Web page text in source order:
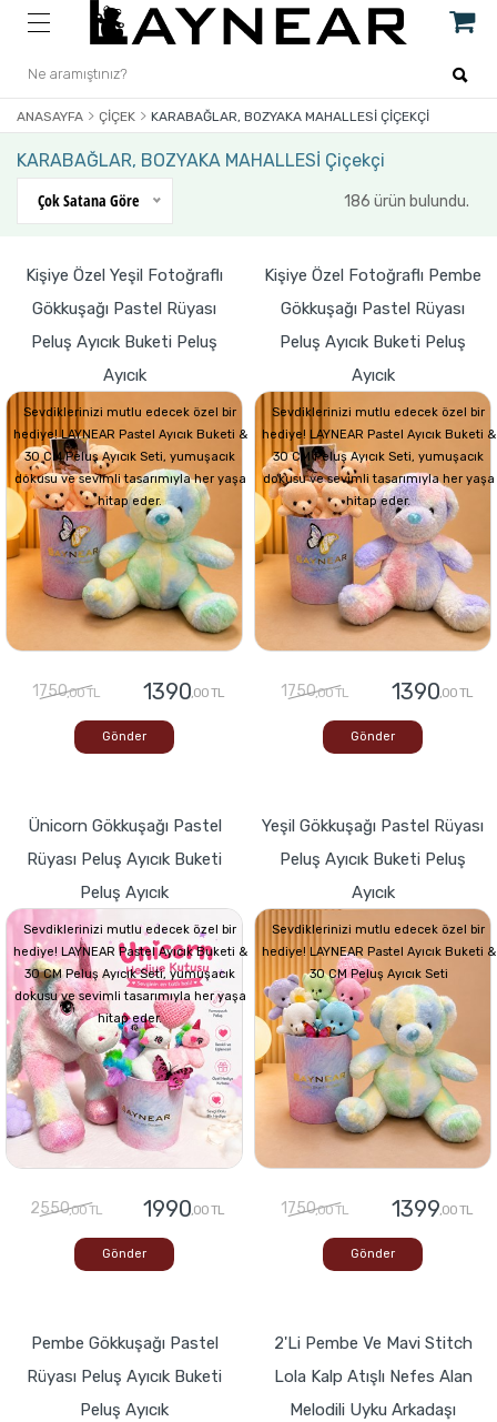
ANASAYFA ÇIÇEK KARABAĞLAR, BOZYAKA MAHALLESİ ÇIÇEKÇI
KARABAĞLAR, BOZYAKA MAHALLESİ Çiçekçi
Çok Satana Göre
186 ürün bulundu.
Kişiye Özel Yeşil Fotoğraflı
Gökkuşağı Pastel Rüyası
Peluş Ayıcık Buketi Peluş
Ayıcık
Sevdiklerinizi mutlu edecek özel bir
hediye! LAYNEAR Pastel Ayıcık Buketi &
30 CM Peluş Ayıcık Seti, yumuşacık
dokusu ve sevimli tasarımıyla her yaşa
hitap eder.
1750,00 TL 1390,00 TL
Gönder
Kişiye Özel Fotoğraflı Pembe
Gökkuşağı Pastel Rüyası
Peluş Ayıcık Buketi Peluş
Ayıcık
Sevdiklerinizi mutlu edecek özel bir
hediye! LAYNEAR Pastel Ayıcık Buketi &
30 CM Peluş Ayıcık Seti, yumuşacık
dokusu ve sevimli tasarımıyla her yaşa
hitap eder.
1750,00 TL 1390,00 TL
Gönder
Ünicorn Gökkuşağı Pastel
Rüyası Peluş Ayıcık Buketi
Peluş Ayıcık
Sevdiklerinizi mutlu edecek özel bir
hediye! LAYNEAR Pastel Ayıcık Buketi &
30 CM Peluş Ayıcık Seti, yumuşacık
dokusu ve sevimli tasarımıyla her yaşa
hitap eder.
2550,00 TL 1990,00 TL
Gönder
Yeşil Gökkuşağı Pastel Rüyası
Peluş Ayıcık Buketi Peluş
Ayıcık
Sevdiklerinizi mutlu edecek özel bir
hediye! LAYNEAR Pastel Ayıcık Buketi &
30 CM Peluş Ayıcık Seti
1750,00 TL 1399,00 TL
Gönder
Pembe Gökkuşağı Pastel
Rüyası Peluş Ayıcık Buketi
Peluş Ayıcık
2'li Pembe Ve Mavi Stitch
Lola Kalp Atışlı Nefes Alan
Melodili Uyku Arkadaşı